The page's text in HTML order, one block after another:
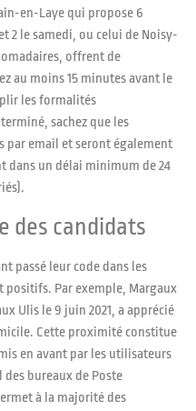
en-Laye qui propose 6
2 le samedi, ou celui de Noisy-
offrent de
au moins 15 minutes avant le
les formalités
sachez que les
par email et seront également
dans un délai minimum de 24
des candidats
passé leur code dans les
positifs. Par exemple, Margaux
Ulis le 9 juin 2021, a apprécié
Cette proximité constitue
en avant par les utilisateurs
bureaux de Poste
à la majorité des